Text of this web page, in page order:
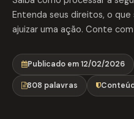
Entenda seus direitos, o
ajuizar uma ação. Conte
Publicado em 12/02/2026
808 palavras